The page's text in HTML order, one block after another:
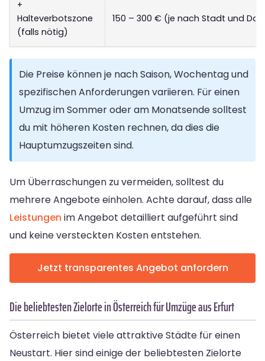
+
Halteverbotszone
(falls nötig)
150 – 300 € (je nach Stadt und
Die Preise können je nach Saison, Wochentag und
spezifischen Anforderungen variieren. Für einen
Umzug im Sommer oder am Monatsende solltest
du mit höheren Kosten rechnen, da dies die
Hauptumzugszeiten sind.
Um Überraschungen zu vermeiden, solltest du
mehrere Angebote einholen. Achte darauf, dass alle
Leistungen im Angebot detailliert aufgeführt sind
und keine versteckten Kosten entstehen.
Jetzt transparentes Angebot anfordern
Die beliebtesten Zielorte in Österreich für Umzüge aus Erfurt
Österreich bietet viele attraktive Städte für einen
Neustart. Hier sind einige der beliebtesten Zielorte